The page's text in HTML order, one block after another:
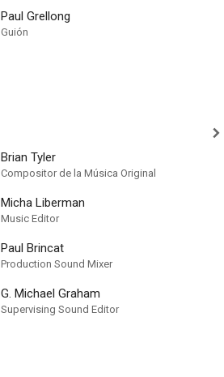
Paul Grellong
Guión
Brian Tyler
Compositor de la Música Original
Micha Liberman
Music Editor
Paul Brincat
Production Sound Mixer
G. Michael Graham
Supervising Sound Editor